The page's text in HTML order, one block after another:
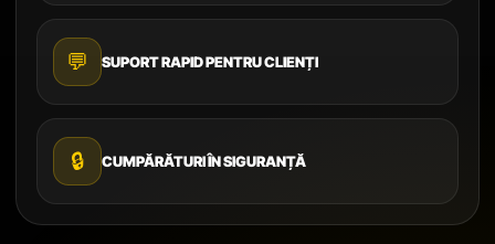
💬 SUPORT RAPID PENTRU CLIENȚI
🔒 CUMPĂRĂTURI ÎN SIGURANȚĂ